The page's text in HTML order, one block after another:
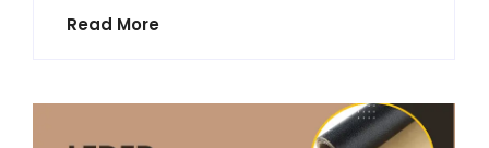
Read More